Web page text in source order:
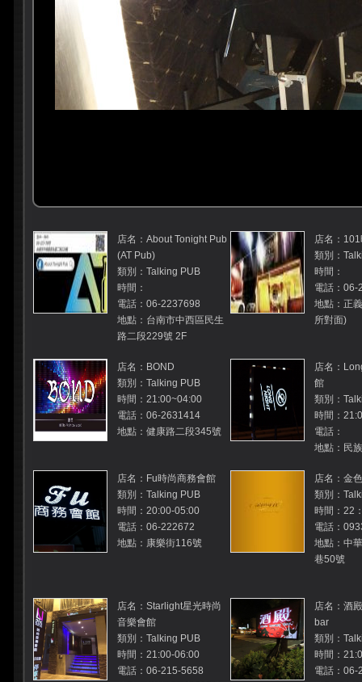
店名：About Tonight Pub
(AT Pub)
類別：Talking PUB
時間：
電話：06-2237698
地點：台南市中西區民生
路二段229號 2F
店名：
類別：
時間：
電話：06-
地點：正
所對面)
店名：BOND
類別：Talking PUB
時間：21:00~04:00
電話：06-2631414
地點：健康路二段345號
店名：
館
類別：
時間：
電話：
地點：民
店名：Fu時尚商務會館
類別：Talking PUB
時間：20:00-05:00
電話：06-222672
地點：康樂街116號
店名：金
類別：
時間：22
電話：
地點：中
巷50號
店名：Starlight星光時尚
音樂會館
類別：Talking PUB
時間：21:00-06:00
電話：06-215-5658
店名：酒
bar
類別：
時間：
電話：06-